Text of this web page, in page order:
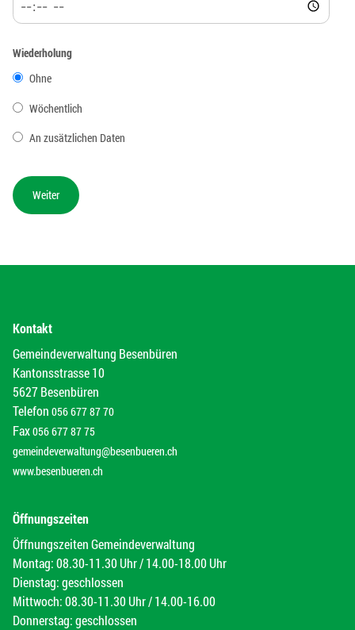
Wiederholung
Ohne
Wöchentlich
An zusätzlichen Daten
Kontakt
Gemeindeverwaltung Besenbüren
Kantonsstrasse 10
5627 Besenbüren
Telefon 056 677 87 70
Fax056 677 87 75
gemeindeverwaltung@besenbueren.ch
www.besenbueren.ch
Öffnungszeiten
Öffnungszeiten Gemeindeverwaltung
Montag: 08.30-11.30 Uhr / 14.00-18.00 Uhr
Dienstag: geschlossen
Mittwoch: 08.30-11.30 Uhr / 14.00-16.00
Donnerstag: geschlossen